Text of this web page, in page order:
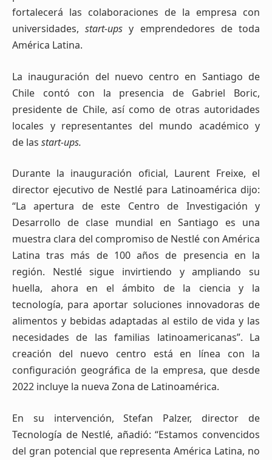
fortalecerá las colaboraciones de la empresa con
universidades,start-ups y emprendedores de toda
América Latina.
La inauguración del nuevo centro en Santiago de
Chile contó con la presencia de Gabriel Boric,
presidente de Chile, así como de otras autoridades
locales y representantes del mundo académico y
de las start-ups.
Durante la inauguración oficial, Laurent Freixe, el
director ejecutivo de Nestlé para Latinoamérica dijo:
“La apertura de este Centro de Investigación y
Desarrollo de clase mundial en Santiago es una
muestra clara del compromiso de Nestlé con América
Latina tras más de 100 años de presencia en la
región. Nestlé sigue invirtiendo y ampliando su
huella, ahora en el ámbito de la ciencia y la
tecnología, para aportar soluciones innovadoras de
alimentos y bebidas adaptadas al estilo de vida y las
necesidades de las familias latinoamericanas”. La
creación del nuevo centro está en línea con la
configuración geográfica de la empresa, que desde
2022 incluye la nueva Zona de Latinoamérica.
En su intervención, Stefan Palzer, director de
Tecnología de Nestlé, añadió: “Estamos convencidos
del gran potencial que representa América Latina, no